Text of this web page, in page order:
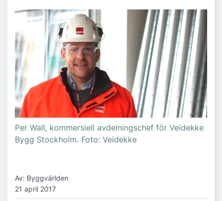
Per Wall, kommersiell avdelningschef för Veidekke
Bygg Stockholm. Foto: Veidekke
Av: Byggvärlden
21 april 2017